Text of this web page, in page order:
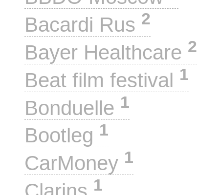
Bacardi Rus 2
Bayer Healthcare 2
Beat film festival 1
Bonduelle 1
Bootleg 1
CarMoney 1
1